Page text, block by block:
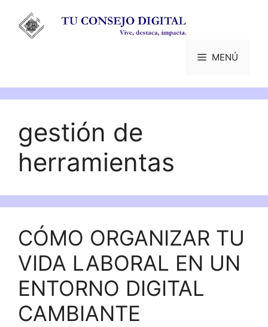
contenido
MENÚ
gestión de
herramientas
CÓMO ORGANIZAR TU
VIDA LABORAL EN UN
ENTORNO DIGITAL
CAMBIANTE